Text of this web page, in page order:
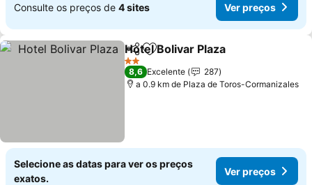
Consulte os preços de 4 sites Ver preços
PartilharAdicionar aos favoritos
Hotel Bolivar Plaza
2 Estrelas
8,6 Excelente
287
a 0.9 km de Plaza de Toros-Cormanizales
Selecione as datas para ver os preços
exatos.
Ver preços